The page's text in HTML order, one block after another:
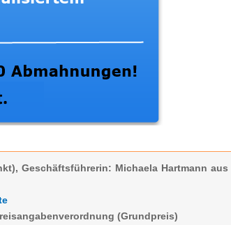
Geschäftsführerin: Michaela Hartmann aus
(Grundpreis)